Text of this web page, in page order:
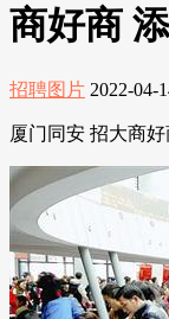
商好商
招聘图片 2022-04-
厦门同安 招大商